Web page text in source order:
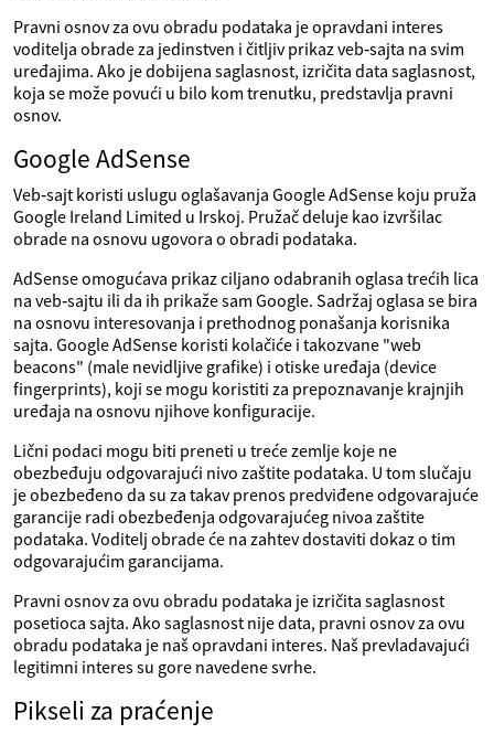
Pravni osnov za ovu obradu podataka je opravdani interes
voditelja obrade za jedinstven i čitljiv prikaz veb‑sajta na svim
uređajima. Ako je dobijena saglasnost, izričita data saglasnost,
koja se može povući u bilo kom trenutku, predstavlja pravni
osnov.
Google AdSense
Veb‑sajt koristi uslugu oglašavanja Google AdSense koju pruža
Google Ireland Limited u Irskoj. Pružač deluje kao izvršilac
obrade na osnovu ugovora o obradi podataka.
AdSense omogućava prikaz ciljano odabranih oglasa trećih lica
na veb‑sajtu ili da ih prikaže sam Google. Sadržaj oglasa se bira
na osnovu interesovanja i prethodnog ponašanja korisnika
sajta. Google AdSense koristi kolačiće i takozvane "web
beacons" (male nevidljive grafike) i otiske uređaja (device
fingerprints), koji se mogu koristiti za prepoznavanje krajnjih
uređaja na osnovu njihove konfiguracije.
Lični podaci mogu biti preneti u treće zemlje koje ne
obezbeđuju odgovarajući nivo zaštite podataka. U tom slučaju
je obezbeđeno da su za takav prenos predviđene odgovarajuće
garancije radi obezbeđenja odgovarajućeg nivoa zaštite
podataka. Voditelj obrade će na zahtev dostaviti dokaz o tim
odgovarajućim garancijama.
Pravni osnov za ovu obradu podataka je izričita saglasnost
posetioca sajta. Ako saglasnost nije data, pravni osnov za ovu
obradu podataka je naš opravdani interes. Naš prevladavajući
legitimni interes su gore navedene svrhe.
Pikseli za praćenje